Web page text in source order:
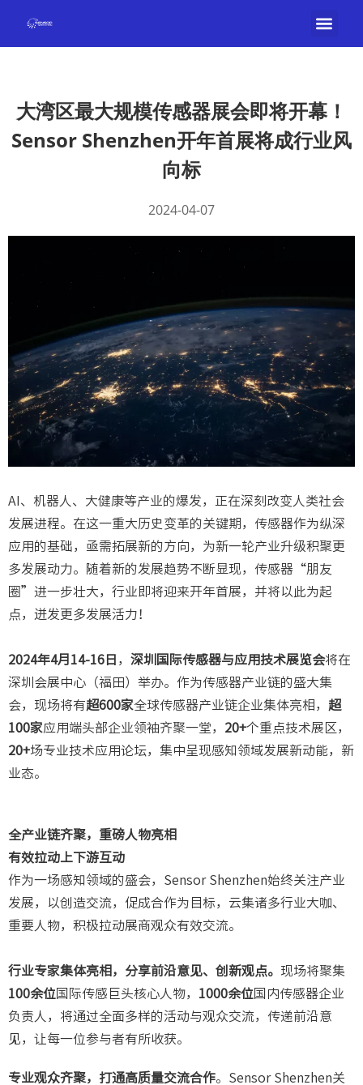
大湾区最大规模传感器展会即将开幕！
Sensor Shenzhen开年首展将成行业风
向标
2024-04-07
AI、机器人、大健康等产业的爆发，正在深刻改变人类社会
发展进程。在这一重大历史变革的关键期，传感器作为纵深
应用的基础，亟需拓展新的方向，为新一轮产业升级积聚更
多发展动力。随着新的发展趋势不断显现，传感器“朋友
圈”进一步壮大，行业即将迎来开年首展，并将以此为起
点，迸发更多发展活力！
2024年4月14-16日 ， 深圳国际传感器与应用技术展览会将在
深圳会展中心（福田）举办。作为传感器产业链的盛大集
会，现场将有超600家全球传感器产业链企业集体亮相， 超
100家应用端头部企业领袖齐聚一堂， 20+个重点技术展区，
20+场专业技术应用论坛，集中呈现感知领域发展新动能，新
业态。
全产业链齐聚，重磅人物亮相
有效拉动上下游互动
作为一场感知领域的盛会，Sensor Shenzhen始终关注产业
发展，以创造交流，促成合作为目标，云集诸多行业大咖、
重要人物，积极拉动展商观众有效交流。
行业专家集体亮相，分享前沿意见、创新观点。 现场将聚集
100余位 国际传感巨头核心人物， 1000余位 国内传感器企业
负责人，将通过全面多样的活动与观众交流，传递前沿意
见，让每一位参与者有所收获。
专业观众齐聚，打通高质量交流合作。Sensor Shenzhen关